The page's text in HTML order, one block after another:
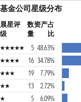
基金公司星级分布
晨星评
级
数
量
资产占
比
5 48.63%
16 34.78%
19
7.79%
13
2.72%
5
6.09%